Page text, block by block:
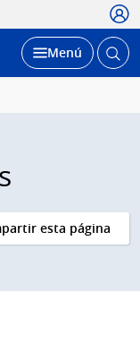
Desplegar
Menú Abrir
esta página